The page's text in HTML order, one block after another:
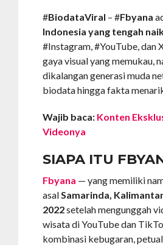
#BiodataViral – #Fbyana
Indonesia yang tengah
#Instagram, #YouTube, dan
gaya visual yang memukau,
dikalangan generasi muda
biodata hingga fakta
Wajib baca: Konten
Videonya
SIAPA ITU
Fbyana — yang memiliki
asalSamarinda,
2022setelah mengunggah
wisata di YouTube dan
kombinasi kebugaran,